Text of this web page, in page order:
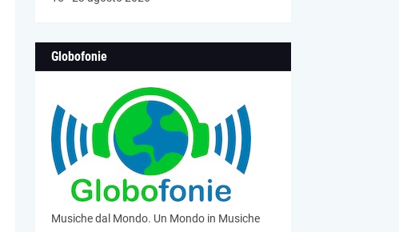
Globofonie
Musiche dal Mondo. Un Mondo in Musiche